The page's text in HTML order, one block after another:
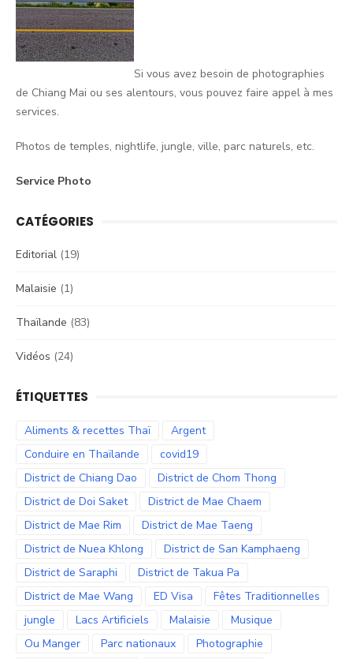
Si vous avez besoin de photographies
de Chiang Mai ou ses alentours, vous pouvez faire appel à mes
services.
Photos de temples, nightlife, jungle, ville, parc naturels, etc.
Service Photo
CATÉGORIES
Editorial (19)
Malaisie (1)
Thaïlande (83)
Vidéos (24)
ÉTIQUETTES
Aliments & recettes Thaï
Argent
Conduire en Thaïlande
covid19
District de Chiang Dao
District de Chom Thong
District de Doi Saket
District de Mae Chaem
District de Mae Rim
District de Mae Taeng
District de Nuea Khlong
District de San Kamphaeng
District de Saraphi
District de Takua Pa
District de Mae Wang
ED Visa
Fêtes Traditionnelles
jungle
Lacs Artificiels Malaisie
Musique
Ou Manger
Parc nationaux Photographie